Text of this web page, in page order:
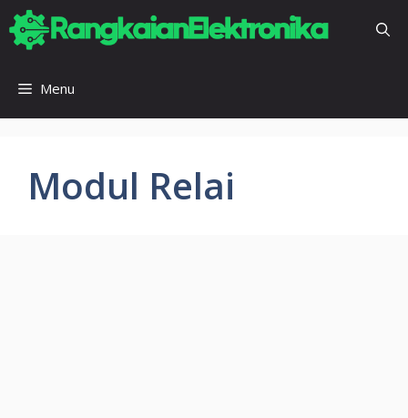
Skip
to
content
Menu
Modul Relai